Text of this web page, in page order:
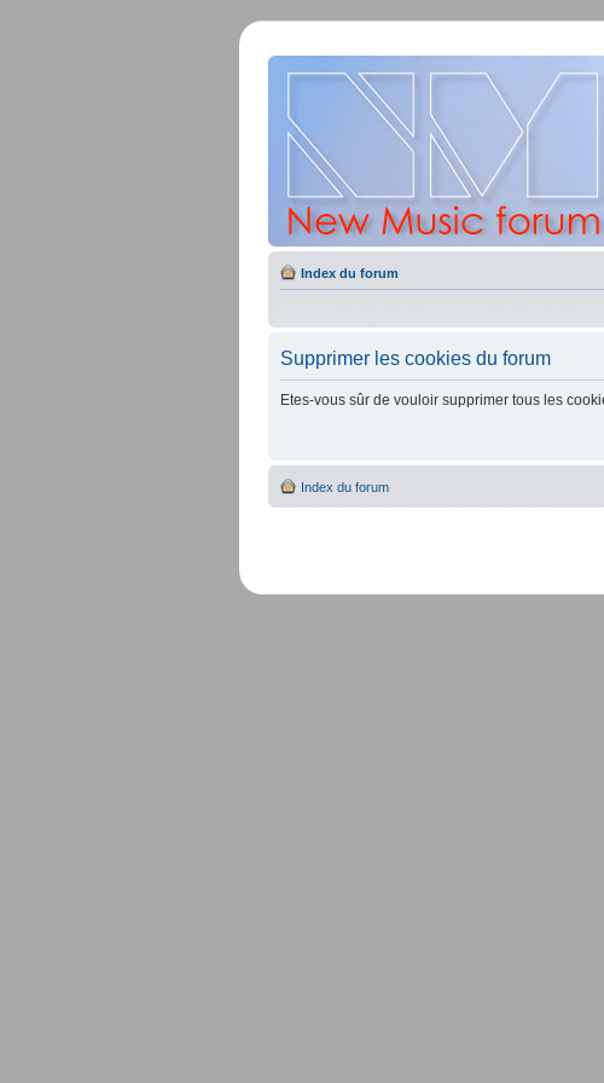
Index du forum
Supprimer les cookies du forum
Etes-vous sûr de vouloir supprimer tous les
Index du forum